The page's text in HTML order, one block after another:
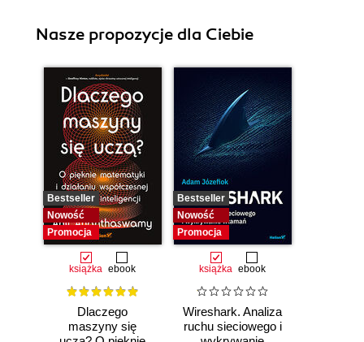
Nasze propozycje dla Ciebie
Bestseller
Nowość
Promocja
książka ebook
Dlaczego
maszyny się
Bestseller
Nowość
Promocja
książka ebook
Wireshark. Analiza
ruchu sieciowego i